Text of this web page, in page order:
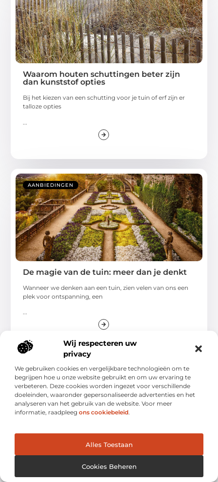
Wij respecteren uw
privacy
We gebruiken cookies en vergelijkbare technologieën om te
begrijpen hoe u onze website gebruikt en om uw ervaring te
verbeteren. Deze cookies worden ingezet voor verschillende
doeleinden, waaronder gepersonaliseerde advertenties en het
analyseren van het gebruik van de website. Voor meer
informatie, raadpleeg ons cookiebeleid.
Alles Toestaan
Cookies Beheren
Waarom houten schuttingen beter zijn
dan kunststof opties
Bij het kiezen van een schutting voor je tuin of erf zijn er
talloze opties
AANBIEDINGEN
De magie van de tuin: meer dan je denkt
Wanneer we denken aan een tuin, zien velen van ons een
plek voor ontspanning, een
...
AANBIEDINGEN
Wat je moet weten over het kiezen van de
juiste slangen en koppelingen voor